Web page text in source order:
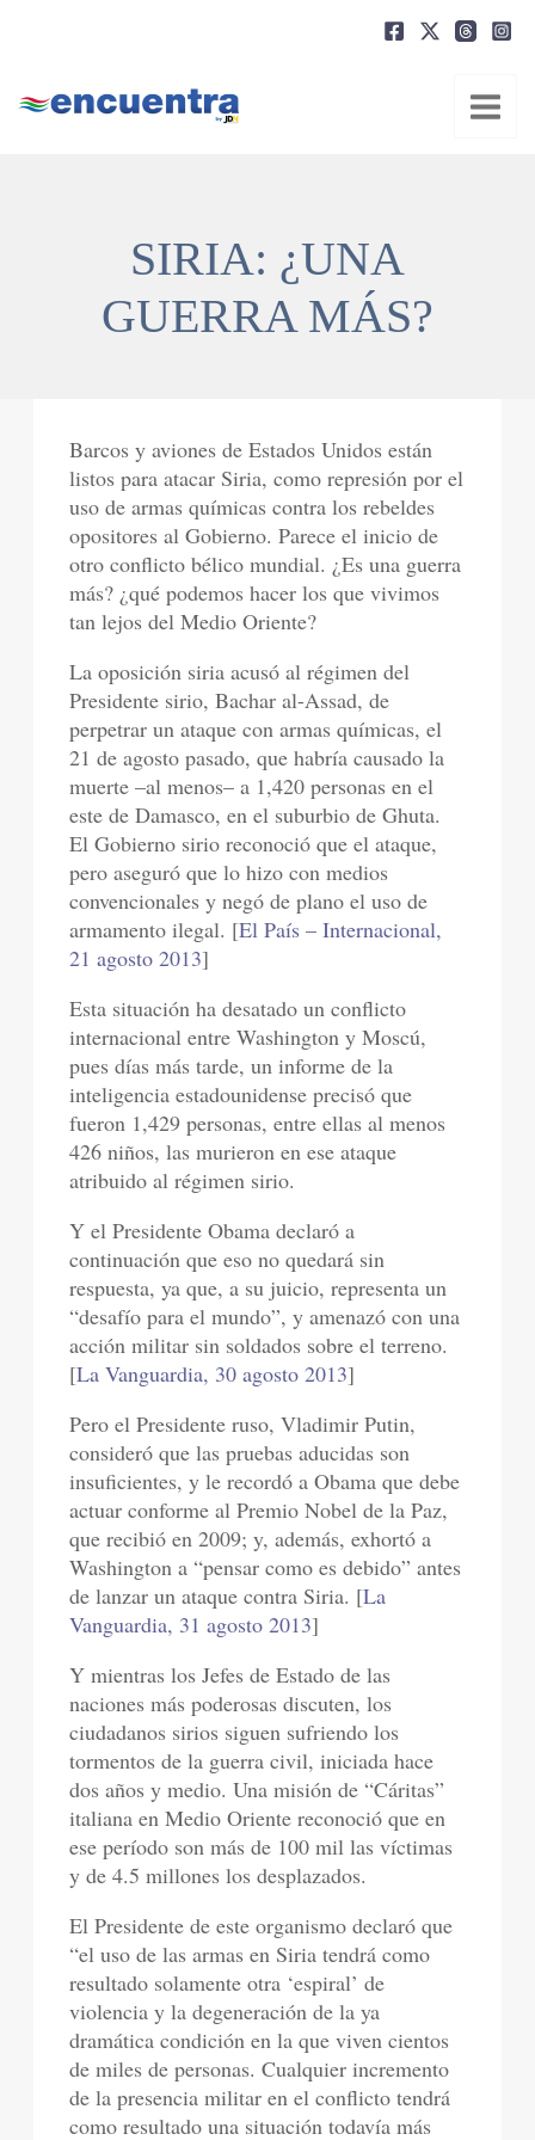
SIRIA: ¿UNA
GUERRA MÁS?
Barcos y aviones de Estados Unidos están
listos para atacar Siria, como represión por el
uso de armas químicas contra los rebeldes
opositores al Gobierno. Parece el inicio de
otro conflicto bélico mundial. ¿Es una guerra
más? ¿qué podemos hacer los que vivimos
tan lejos del Medio Oriente?
La oposición siria acusó al régimen del
Presidente sirio, Bachar al-Assad, de
perpetrar un ataque con armas químicas, el
21 de agosto pasado, que habría causado la
muerte –al menos– a 1,420 personas en el
este de Damasco, en el suburbio de Ghuta.
El Gobierno sirio reconoció que el ataque,
pero aseguró que lo hizo con medios
convencionales y negó de plano el uso de
armamento ilegal. [El País – Internacional,
21 agosto 2013]
Esta situación ha desatado un conflicto
internacional entre Washington y Moscú,
pues días más tarde, un informe de la
inteligencia estadounidense precisó que
fueron 1,429 personas, entre ellas al menos
426 niños, las murieron en ese ataque
atribuido al régimen sirio.
Y el Presidente Obama declaró a
continuación que eso no quedará sin
respuesta, ya que, a su juicio, representa un
“desafío para el mundo”, y amenazó con una
acción militar sin soldados sobre el terreno.
[La Vanguardia, 30 agosto 2013]
Pero el Presidente ruso, Vladimir Putin,
consideró que las pruebas aducidas son
insuficientes, y le recordó a Obama que debe
actuar conforme al Premio Nobel de la Paz,
que recibió en 2009; y, además, exhortó a
Washington a “pensar como es debido” antes
de lanzar un ataque contra Siria. [La
Vanguardia, 31 agosto 2013]
Y mientras los Jefes de Estado de las
naciones más poderosas discuten, los
ciudadanos sirios siguen sufriendo los
tormentos de la guerra civil, iniciada hace
dos años y medio. Una misión de “Cáritas”
italiana en Medio Oriente reconoció que en
ese período son más de 100 mil las víctimas
y de 4.5 millones los desplazados.
El Presidente de este organismo declaró que
“el uso de las armas en Siria tendrá como
resultado solamente otra ‘espiral’ de
violencia y la degeneración de la ya
dramática condición en la que viven cientos
de miles de personas. Cualquier incremento
de la presencia militar en el conflicto tendrá
como resultado una situación todavía más